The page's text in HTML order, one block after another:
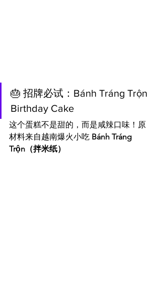
🎂 招牌必试：Bánh Tráng Trộn
Birthday Cake
这个蛋糕不是甜的，而是咸辣口味！原
材料来自越南爆火小吃 Bánh Tráng
Trộn（拌米纸）